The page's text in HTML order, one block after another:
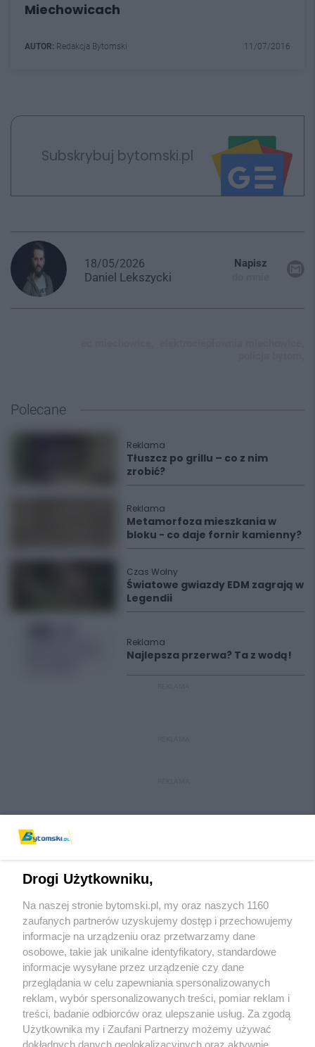
Miechowicach
AUTOR: Redakcja Bytomski 11/07/2016
Subskrybuj bytomski.pl
18/05/2026
Daniel Lekszycki
Napisz
Polecane
Reklama
Tłuszcz po grillu – co z nim
zrobić?
Reklama
Metamorfoza mieszkania w
bloku - co daje fornir kamienny?
Czas Wolny
Światowe gwiazdy EDM zagrają w
Legendii
Reklama
Najlepsza przerwa? Ta z wodą!
Wydawca mediów lokalnych
Nie zapomnij
zapoznać się z:
polityką prywatności regulamin korzystania z portali
Twojemiasto Skontaktuj sięz nami
Drogi Użytkowniku,
Na naszej stronie bytomski.pl, my oraz naszych 1160
zaufanych partnerów uzyskujemy dostęp i przechowujemy
informacje na urządzeniu oraz przetwarzamy dane
osobowe, takie jak unikalne identyfikatory, standardowe
informacje wysyłane przez urządzenie czy dane
przeglądania w celu zapewniania spersonalizowanych
reklam, wybór spersonalizowanych treści, pomiar reklam i
treści, badanie odbiorców oraz ulepszanie usług. Za zgodą
Użytkownika my i Zaufani Partnerzy możemy używać
dokładnych danych geolokalizacyjnych oraz aktywnie